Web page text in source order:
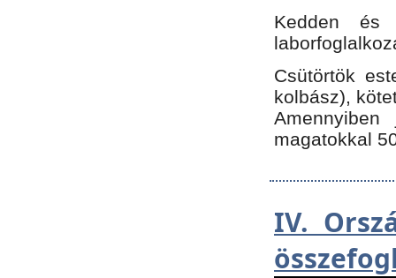
Kedden és
Csütörtök
kolbász),
Amennyiben
magatokkal
IV.